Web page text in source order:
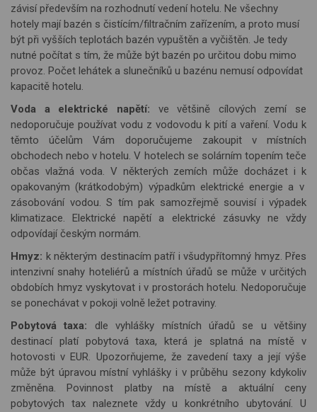
závisí především na rozhodnutí vedení hotelu. Ne všechny
hotely mají bazén s čistícím/filtračním zařízením, a proto musí
být při vyšších teplotách bazén vypuštěn a vyčištěn. Je tedy
nutné počítat s tím, že může být bazén po určitou dobu mimo
provoz. Počet lehátek a slunečníků u bazénu nemusí odpovídat
kapacitě hotelu.
Voda a elektrické napětí: ve většině cílových zemí se
nedoporučuje používat vodu z vodovodu k pití a vaření. Vodu k
těmto účelům Vám doporučujeme zakoupit v místních
obchodech nebo v hotelu. V hotelech se solárním topením teče
občas vlažná voda. V některých zemích může docházet i k
opakovaným (krátkodobým) výpadkům elektrické energie a v
zásobování vodou. S tím pak samozřejmě souvisí i výpadek
klimatizace. Elektrické napětí a elektrické zásuvky ne vždy
odpovídají českým normám.
Hmyz: k některým destinacím patří i všudypřítomný hmyz. Přes
intenzivní snahy hoteliérů a místních úřadů se může v určitých
obdobích hmyz vyskytovat i v prostorách hotelu. Nedoporučuje
se ponechávat v pokoji volně ležet potraviny.
Pobytová taxa: dle vyhlášky místních úřadů se u většiny
destinací platí pobytová taxa, která je splatná na místě v
hotovosti v EUR. Upozorňujeme, že zavedení taxy a její výše
může být úpravou místní vyhlášky i v průběhu sezony kdykoliv
změněna. Povinnost platby na místě a aktuální ceny
pobytových tax naleznete vždy u konkrétního ubytování. U